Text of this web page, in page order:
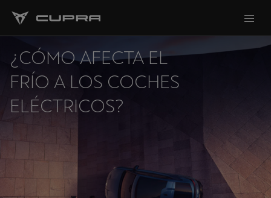
¿CÓMO AFECTA EL
FRÍO A LOS COCHES
ELÉCTRICOS?